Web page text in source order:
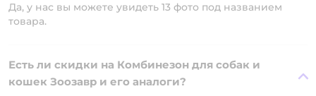
Да, у нас вы можете увидеть 13 фото под названием
товара.
Есть ли скидки на Комбинезон для собак и
кошек Зоозавр и его аналоги?